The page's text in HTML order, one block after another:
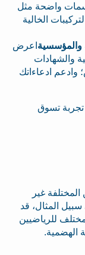
واضحة مثل
الخالية
والمؤسسية اعرض
والشهادات
وادعم ادعاءاتك
تجربة تسوق
غير
المثال، قد
للرياضيين
الهضمية.